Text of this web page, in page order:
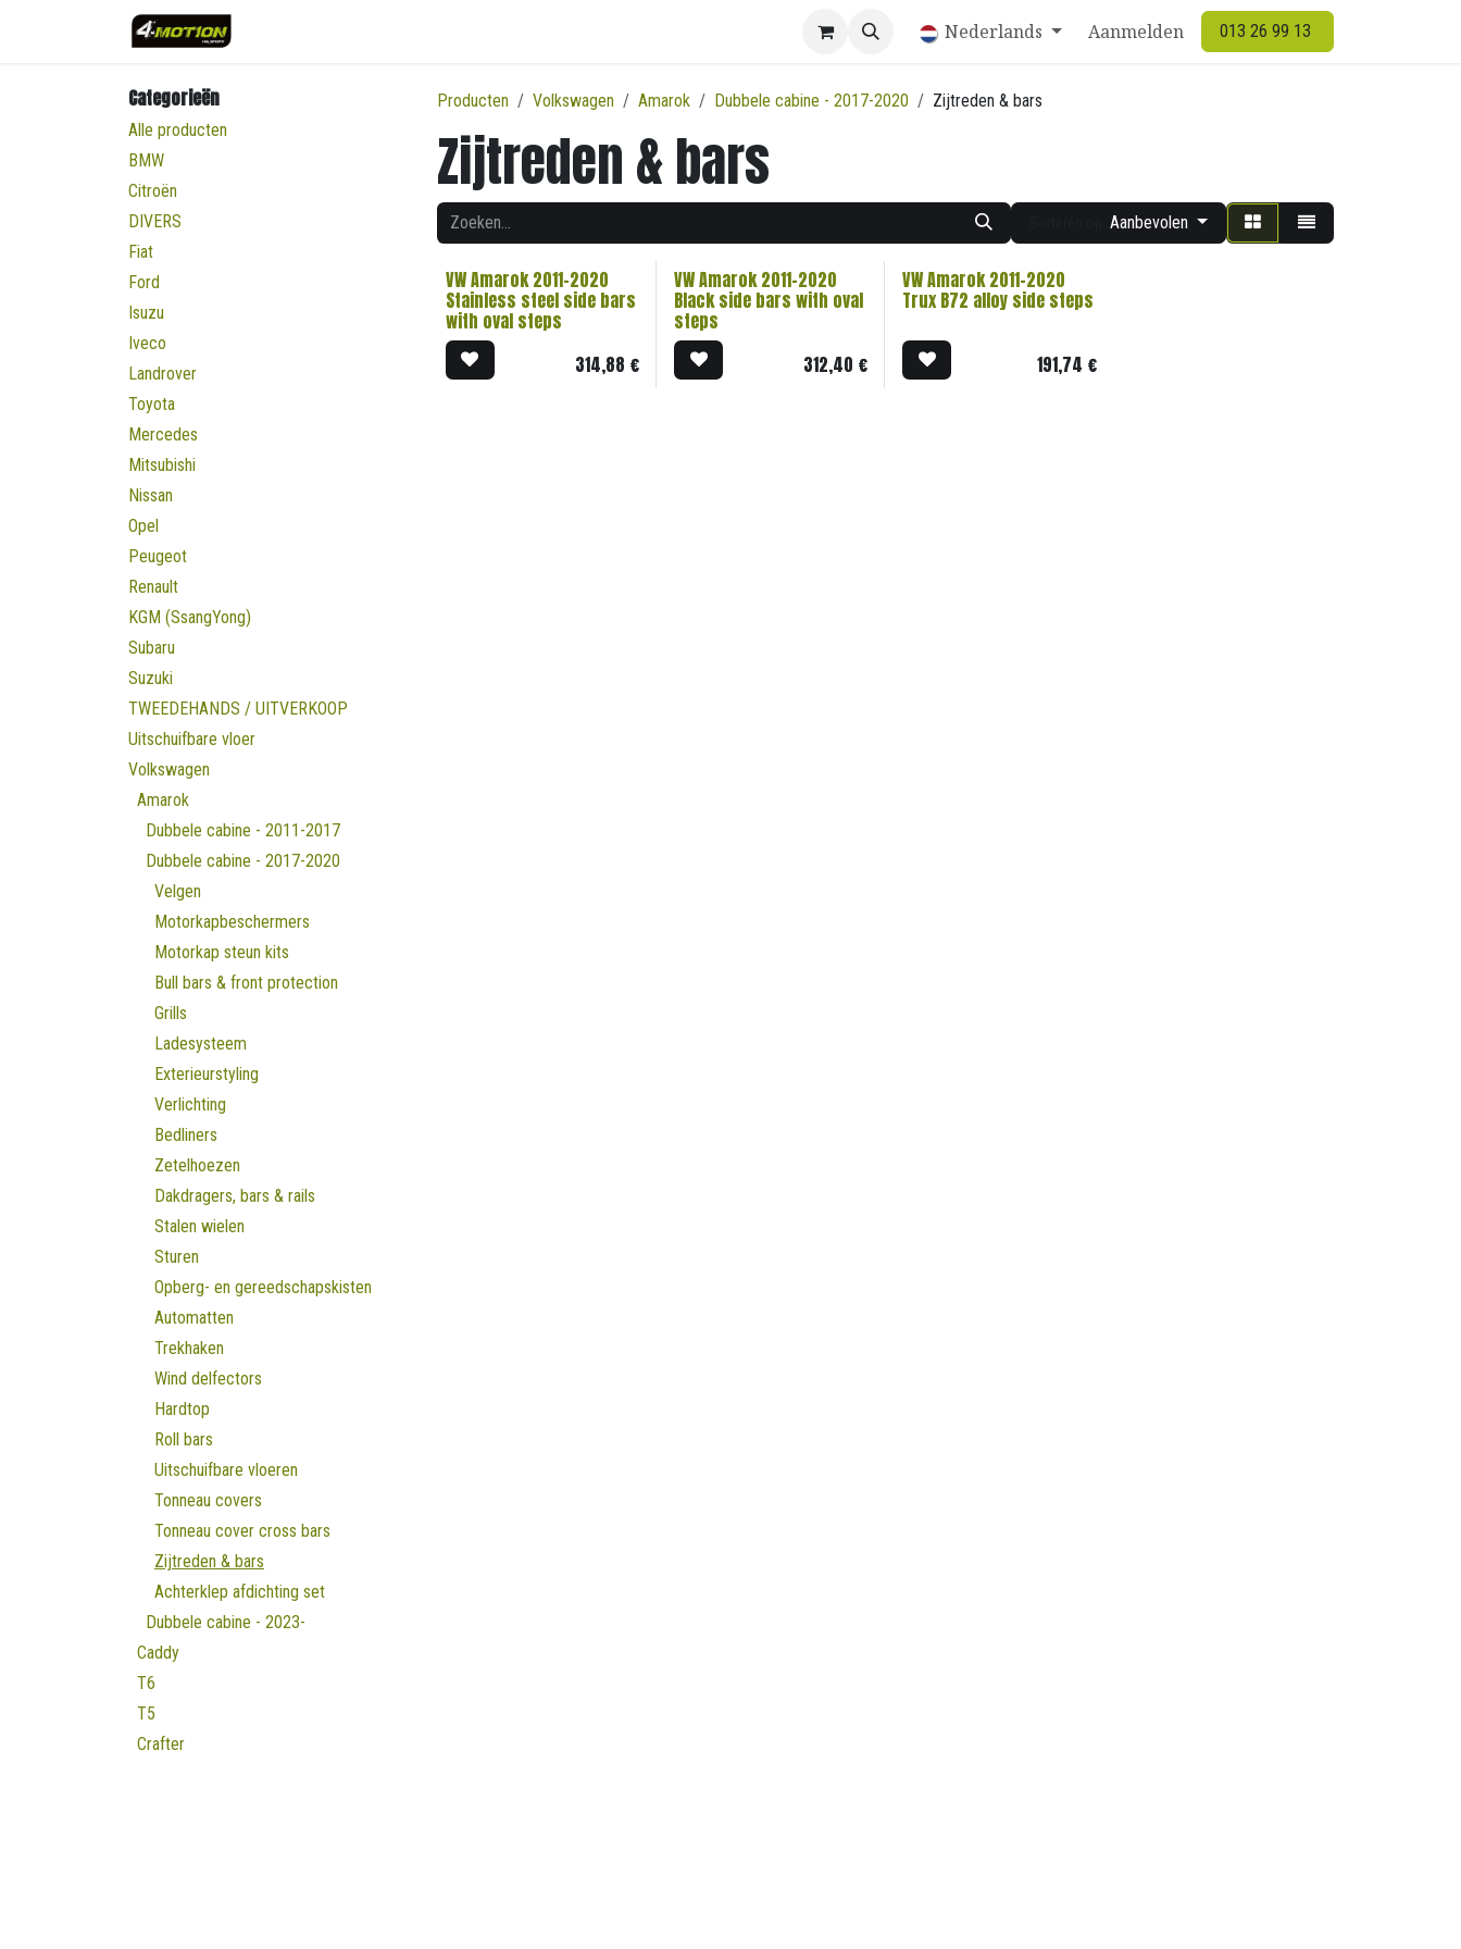
Overslaan naar inhoud
Nederlands Aanmelden 013 26 99 13
Categorieën
Alle producten
BMW
Citroën
DIVERS
Fiat
Ford
Isuzu
Iveco
Landrover
Toyota
Mercedes
Mitsubishi
Nissan
Opel
Peugeot
Renault
KGM (SsangYong)
Subaru
Suzuki
TWEEDEHANDS / UITVERKOOP
Uitschuifbare vloer
Volkswagen
Amarok
Dubbele cabine - 2011-2017
Dubbele cabine - 2017-2020
Velgen
Motorkapbeschermers
Motorkap steun kits
Bull bars & front protection
Grills
Ladesysteem
Exterieurstyling
Verlichting
Bedliners
Zetelhoezen
Dakdragers, bars & rails
Stalen wielen
Sturen
Opberg- en gereedschapskisten
Automatten
Trekhaken
Wind delfectors
Hardtop
Roll bars
Uitschuifbare vloeren
Tonneau covers
Tonneau cover cross bars
Zijtreden & bars
Achterklep afdichting set
Dubbele cabine - 2023-
Caddy
T6
T5
Crafter
Producten Volkswagen Amarok Dubbele cabine - 2017-2020 Zijtreden & bars
Zijtreden & bars
Aanbevolen
VW Amarok 2011-2020
Stainless steel side bars
with oval steps
314,88 €
VW Amarok 2011-2020
Black side bars with oval
steps
312,40 €
VW Amarok 2011-2020
Trux B72 alloy side steps
191,74 €